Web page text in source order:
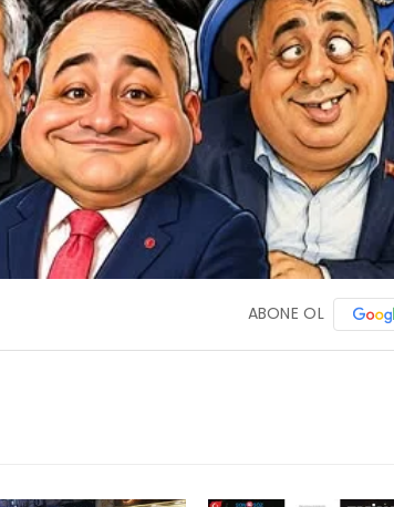
ABONE OL